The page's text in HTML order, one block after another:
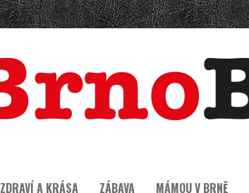
ZDRAVÍ A KRÁSA ZÁBAVA MÁMOU V BRNĚ